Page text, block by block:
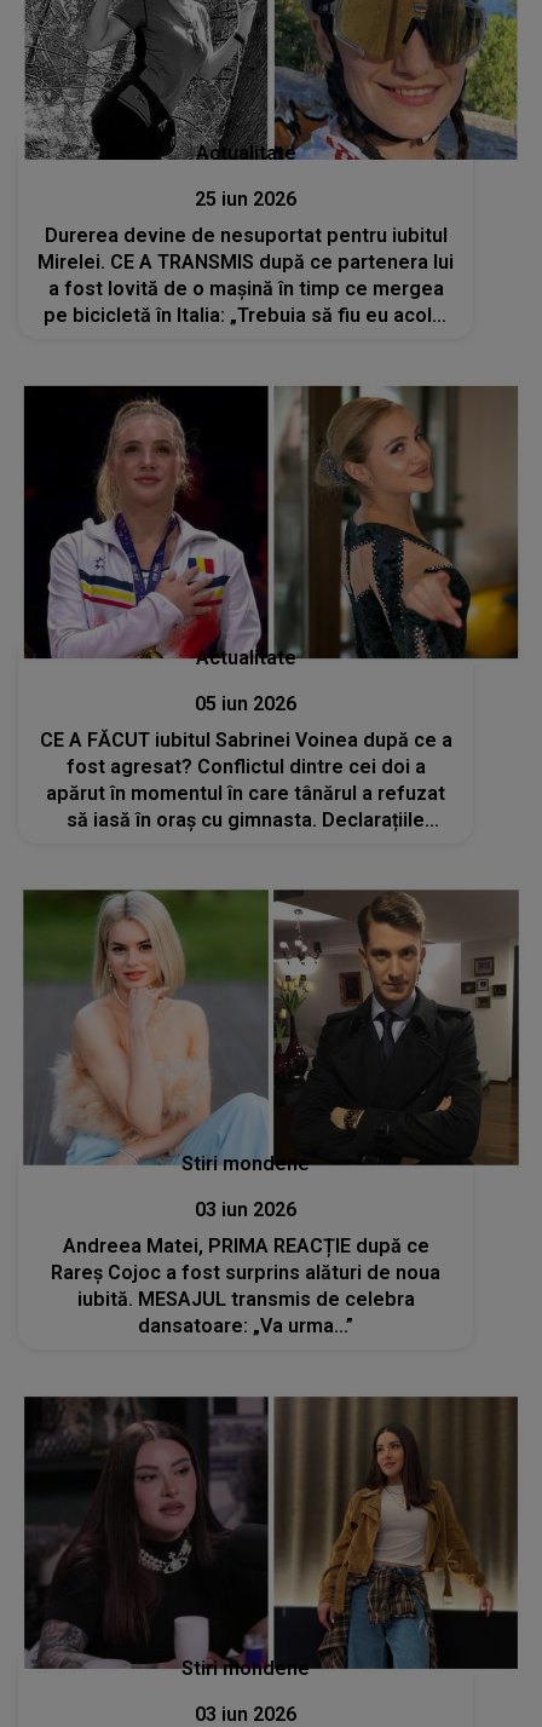
Actualitate
25 iun 2026
Durerea devine de nesuportat pentru iubitul
Mirelei. CE A TRANSMIS după ce partenera lui
a fost lovită de o mașină în timp ce mergea
pe bicicletă în Italia: „Trebuia să fiu eu acolo,
Actualitate
05 iun 2026
CE A FĂCUT iubitul Sabrinei Voinea după ce a
fost agresat? Conflictul dintre cei doi a
apărut în momentul în care tânărul a refuzat
să iasă în oraș cu gimnasta. Declarațiile
Stiri mondene
03 iun 2026
Andreea Matei, PRIMA REACȚIE după ce
Rareș Cojoc a fost surprins alături de noua
iubită. MESAJUL transmis de celebra
dansatoare: „Va urma...”
Stiri mondene
03 iun 2026